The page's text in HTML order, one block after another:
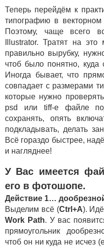
Теперь перейдём к
типографию в векторном
Поэтому, чаще всего
Illustrator. Тратят на
правильно вырубку,
чтоб было понятно, куда
Иногда бывает, что
совпадает с размерами
которые нужно
psd или tiff-е файле
сохранять, опять
подкладывать, делать
Всё гораздо быстрее,
и нагляднее!
У Вас имеется
его в фотошопе.
Действие 1…
Выделим всё (Ctrl+A).
Work Path. У вас
прямоугольник
чтоб он ни куда не исчез